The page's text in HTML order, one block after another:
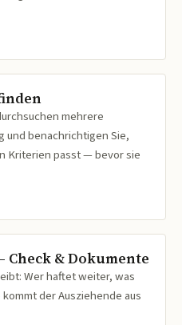
mehrere
und benachrichtigen Sie,
Kriterien passt — bevor sie
& Dokumente
Wer haftet weiter, was
der Ausziehende aus